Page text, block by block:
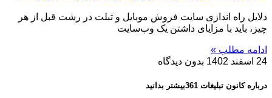
دلایل راه اندازی سایت فروش موبایل و تبلت در رشت قبل از هر
چیز، باید با مزایای داشتن یک وب‌سایت
ادامه مطلب »
24 اسفند 1402
بدون دیدگاه
درباره کانون تبلیغات 361بیشتر بدانید